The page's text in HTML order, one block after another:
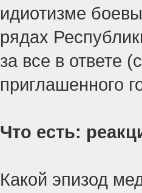
идиотизме
рядах
за все в ответе
приглашенного
Что есть:
Какой эпизод